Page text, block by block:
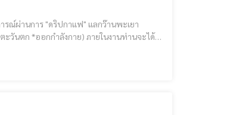
ณ์ผ่านการ "ดริปกาแฟ" แลกว๊านพะเยา